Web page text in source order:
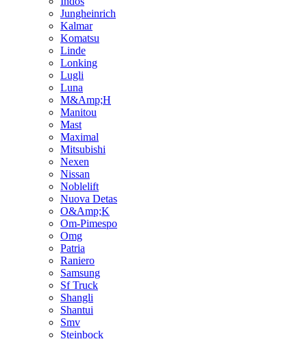
Jungheinrich
Kalmar
Komatsu
Linde
Lonking
Lugli
Luna
M&Amp;H
Manitou
Mast
Maximal
Mitsubishi
Nexen
Nissan
Noblelift
Nuova Detas
O&Amp;K
Om-Pimespo
Omg
Patria
Raniero
Samsung
Sf Truck
Shangli
Shantui
Smv
Steinbock